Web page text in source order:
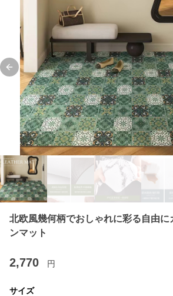
Previous slide
北欧風幾何柄でおしゃれに彩る自由に
ンマット
2,770 円
サイズ